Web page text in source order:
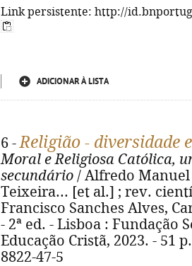
Link persistente: http://
ADICIONAR À LISTA
6 -Religião - diversidade
Moral e Religiosa Católica,
secundário / Alfredo Manuel
Teixeira... [et al.] ; rev.
Francisco Sanches Alves,
- 2ª ed. - Lisboa : Fundação
Educação Cristã, 2023. - 51
8822-47-5